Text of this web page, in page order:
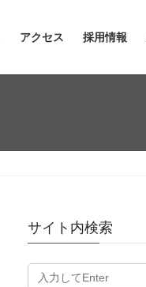
アクセス 採用情報
サイト内検索